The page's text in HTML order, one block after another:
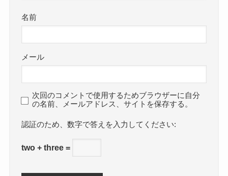
名前
メール
次回のコメントで使用するためブラウザーに自分
の名前、メールアドレス、サイトを保存する。
数字で答えを入力してください:
two + three =